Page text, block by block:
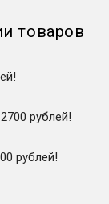
товаров
рублей!
рублей!